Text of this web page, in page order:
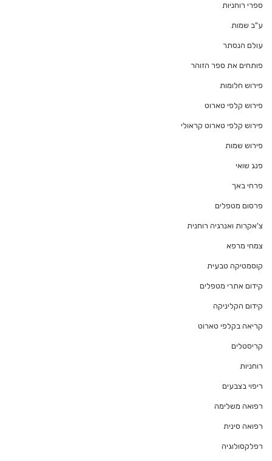
ספרי רוחניות
ע"ב שמות
עולם הנסתר
פותחים את ספר הזוהר
פירוש חלומות
פירוש קלפי טארוט
פירוש קלפי טארוט קראולי
פירוש שמות
פנג שואי
פרחי באך
פרסום מטפלים
צ'אקרות ואנרגיה רוחנית
צמחי מרפא
קוסמטיקה טבעית
קידום אתרי מטפלים
קידום הקליניקה
קריאה בקלפי טארוט
קריסטלים
רוחניות
ריפוי בצבעים
רפואה משלימה
רפואה סינית
רפלקסולוגיה